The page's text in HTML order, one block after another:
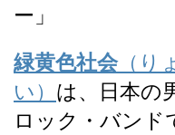
ー」
緑黄色社会（り
い） は、日本の
ロック・バンド